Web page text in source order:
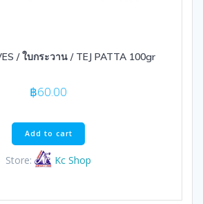
/ ใบกระวาน / TEJ PATTA 100gr
฿60.00
Add to cart
Store: Kc Shop